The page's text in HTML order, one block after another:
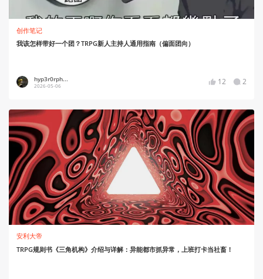
创作笔记
我该怎样带好一个团？TRPG新人主持人通用指南（偏面团向）
hyp3r0rph...
2026-05-06 12 2
安利大帝
TRPG规则书《三角机构》介绍与详解：异能都市抓异常，上班打卡当社畜！